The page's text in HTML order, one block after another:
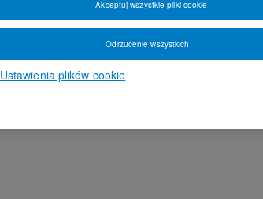
Ustawienia plików cookie
Odrzucenie wszystkich
Akceptuj wszystkie pliki cookie